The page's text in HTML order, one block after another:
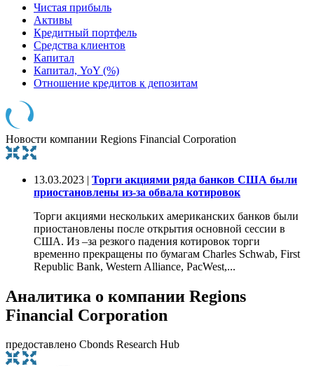
Чистая прибыль
Активы
Кредитный портфель
Средства клиентов
Капитал
Капитал, YoY (%)
Отношение кредитов к депозитам
Новости компании Regions Financial Corporation
13.03.2023 | Торги акциями ряда банков США были
приостановлены из-за обвала котировок
Торги акциями нескольких американских банков были
приостановлены после открытия основной сессии в
США. Из –за резкого падения котировок торги
временно прекращены по бумагам Charles Schwab, First
Republic Bank, Western Alliance, PacWest,...
Аналитика о компании Regions
Financial Corporation
предоставлено Cbonds Research Hub